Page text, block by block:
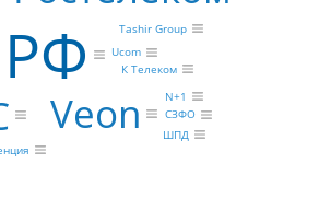
РФ
Veon
К Телеком
Ucom
Tashir Group
ШПД
СЗФО
N+1